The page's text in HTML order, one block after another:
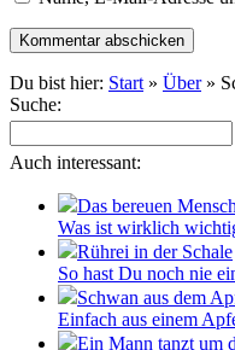
Du bist hier: Start » Über»
Suche:
Auch interessant:
Das bereuen
Was ist wirklich
Rührei in der Schale
So hast Du noch nie
Schwan aus dem
Einfach aus einem
Ein Mann tanzt um